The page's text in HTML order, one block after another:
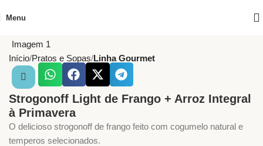
Menu
Início Pratos e Sopas Linha Gourmet
Strogonoff Light de Frango + Arroz Integral
à Primavera
O delicioso strogonoff de frango feito com cogumelo natural e
temperos selecionados.